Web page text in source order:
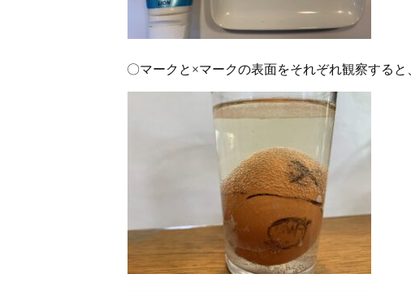
〇マークと×マークの表面をそれぞれ観察する